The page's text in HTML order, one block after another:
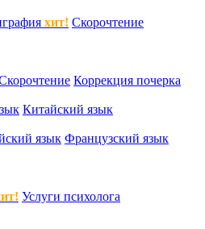
хит! Скорочтение
Коррекция почерка
Китайский язык
язык Французский язык
Услуги психолога